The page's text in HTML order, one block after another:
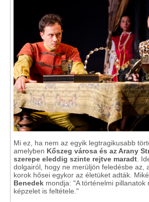
Mi ez, ha nem az egyik legtragikusabb
amelyben Kőszeg városa és az Arany
szerepe eleddig szinte rejtve maradt .
dolgairól, hogy ne merüljön feledésbe az,
korok hősei egykor az életüket adták.
Benedek mondja: "A történelmi pillanatok
képzelet is feltétele."